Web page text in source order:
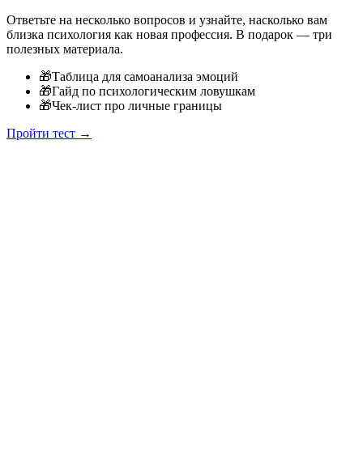
Ответьте на несколько вопросов и узнайте, насколько вам
близка психология как новая профессия. В подарок — три
полезных материала.
🎁Таблица для самоанализа эмоций
🎁Гайд по психологическим ловушкам
🎁Чек-лист про личные границы
Пройти тест →